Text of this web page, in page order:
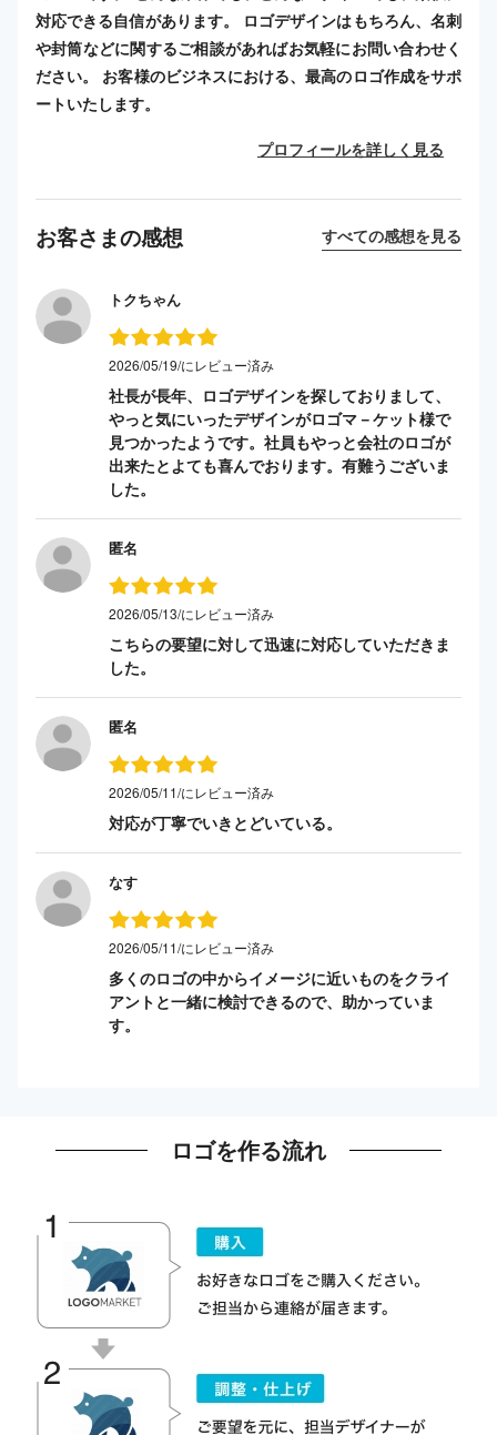
対応できる自信があります。 ロゴデザインはもちろん、名刺
や封筒などに関するご相談があればお気軽にお問い合わせく
ださい。 お客様のビジネスにおける、最高のロゴ作成をサポ
ートいたします。
プロフィールを詳しく見る
お客さまの感想 すべての感想を見る
トクちゃん
2026/05/19/にレビュー済み
社長が長年、ロゴデザインを探しておりまして、
やっと気にいったデザインがロゴマ－ケット様で
見つかったようです。社員もやっと会社のロゴが
出来たとよても喜んでおります。有難うございま
した。
匿名
2026/05/13/にレビュー済み
こちらの要望に対して迅速に対応していただきま
した。
匿名
2026/05/11/にレビュー済み
対応が丁寧でいきとどいている。
なす
2026/05/11/にレビュー済み
多くのロゴの中からイメージに近いものをクライ
アントと一緒に検討できるので、助かっていま
す。
ロゴを作る流れ